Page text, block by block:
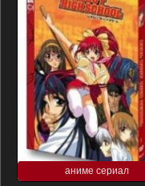
аниме сериал